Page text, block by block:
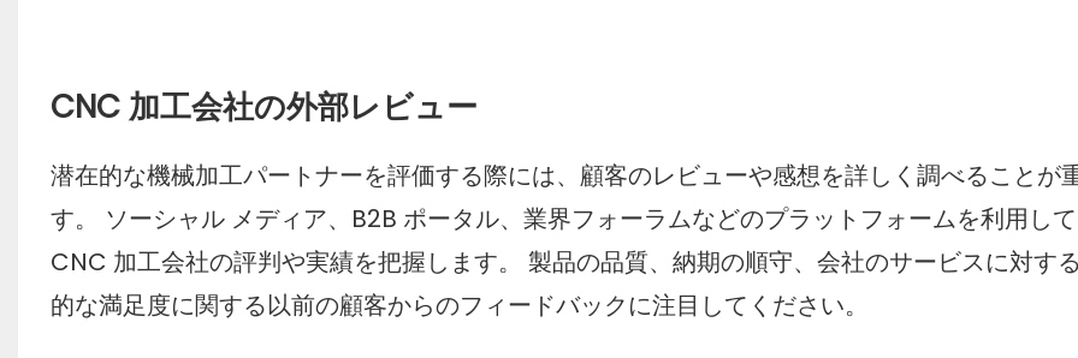
CNC 加工会社の外部レビュー
潜在的な機械加工パートナーを評価する際には、顧客のレビューや感想を詳しく調べることが
す。 ソーシャル メディア、B2B ポータル、業界フォーラムなどのプラットフォームを利用して
CNC 加工会社の評判や実績を把握します。 製品の品質、納期の順守、会社のサービスに対す
的な満足度に関する以前の顧客からのフィードバックに注目してください。